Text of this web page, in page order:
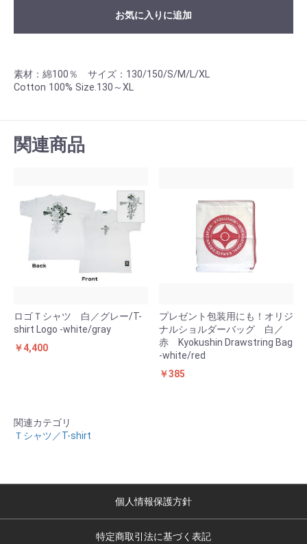
お気に入りに追加
素材：綿100％ サイズ：130/150/S/M/L/XL
Cotton 100% Size.130～XL
関連商品
ロゴＴシャツ 白／グレー/T-
shirt Logo -white/gray
￥4,400
プレゼント包装用にも！オリジ
ナルショルダーバッグ 白／
赤 Kyokushin Drawstring Bag
-white/red
￥385
関連カテゴリ
Ｔシャツ／T-shirt
個人情報保護方針
特定商取引法に基づく表記